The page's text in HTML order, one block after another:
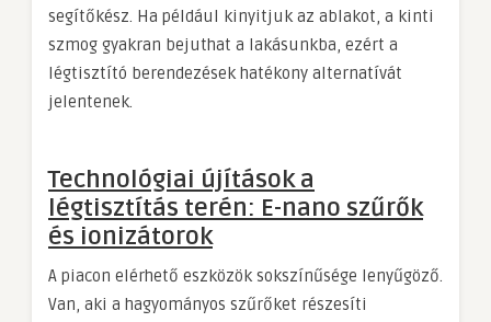
segítőkész. Ha például kinyitjuk az ablakot, a kinti
szmog gyakran bejuthat a lakásunkba, ezért a
légtisztító berendezések hatékony alternatívát
jelentenek.
Technológiai újítások a
légtisztítás terén: E-nano szűrők
és ionizátorok
A piacon elérhető eszközök sokszínűsége lenyűgöző.
Van, aki a hagyományos szűrőket részesíti